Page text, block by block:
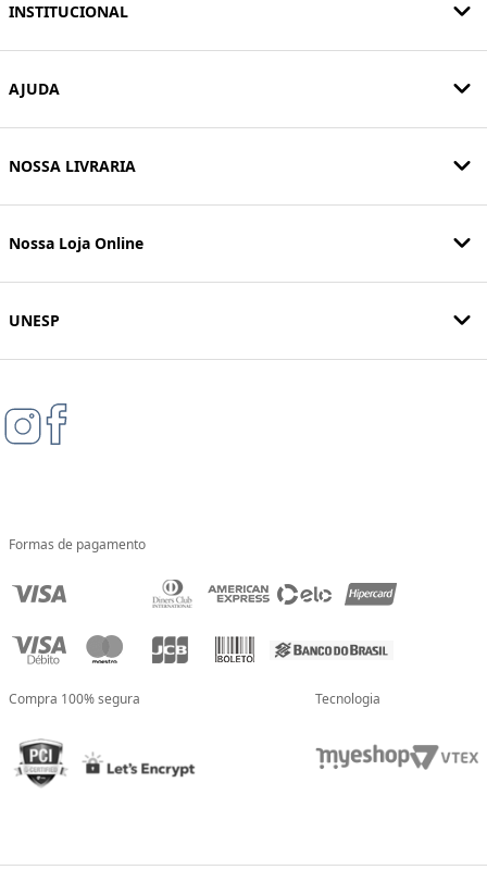
INSTITUCIONAL
AJUDA
NOSSA LIVRARIA
Nossa Loja Online
UNESP
Formas de pagamento
Compra 100% segura Tecnologia